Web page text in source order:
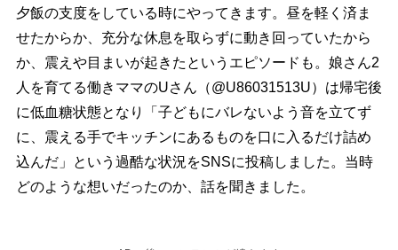
夕飯の支度をしている時にやってきます。昼を軽く済ま
せたからか、充分な休息を取らずに動き回っていたから
か、震えや目まいが起きたというエピソードも。娘さん2
人を育てる働きママのUさん（@U86031513U）は帰宅後
に低血糖状態となり「子どもにバレないよう音を立てず
に、震える手でキッチンにあるものを口に入るだけ詰め
込んだ」という過酷な状況をSNSに投稿しました。当時
どのような想いだったのか、話を聞きました。